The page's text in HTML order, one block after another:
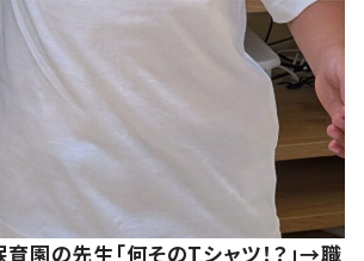
園の先生「何そのTシャツ！？」→職